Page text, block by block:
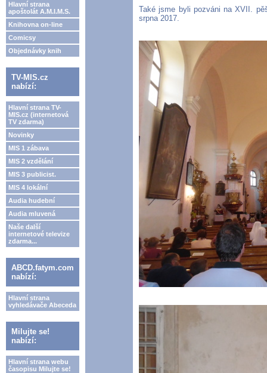
Hlavní strana
apoštolát A.M.I.M.S.
Knihovna on-line
Comicsy
Objednávky knih
TV-MIS.cz
nabízí:
Hlavní strana TV-
MIS.cz (internetová
TV zdarma)
Novinky
MIS 1 zábava
MIS 2 vzdělání
MIS 3 publicist.
MIS 4 lokální
Audia hudební
Audia mluvená
Naše další
internetové televize
zdarma...
ABCD.fatym.com
nabízí:
Hlavní strana
vyhledávače Abeceda
Milujte se!
nabízí:
Hlavní strana webu
časopisu Milujte se!
Také jsme byli pozváni na XVII.
srpna 2017.